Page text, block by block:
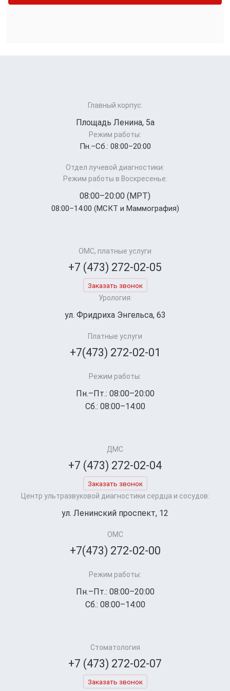
Главный корпус:
Площадь Ленина, 5а
Режим работы:
Пн.–Cб.: 08:00–20:00
Отдел лучевой диагностики:
Режим работы в Воскресенье:
08:00–20:00 (МРТ)
08:00–14:00 (МСКТ и Маммография)
ОМС, платные услуги
+7 (473) 272-02-05
Заказать звонок
Урология:
ул. Фридриха Энгельса, 63
Платные услуги
+7(473) 272-02-01
Режим работы:
Пн.–Пт.: 08:00–20:00
Сб.: 08:00–14:00
ДМС
+7 (473) 272-02-04
Заказать звонок
Центр ультразвуковой диагностики сердца и сосудов:
ул. Ленинский проспект, 12
ОМС
+7(473) 272-02-00
Режим работы:
Пн.–Пт.: 08:00–20:00
Сб.: 08:00–14:00
Стоматология
+7 (473) 272-02-07
Заказать звонок